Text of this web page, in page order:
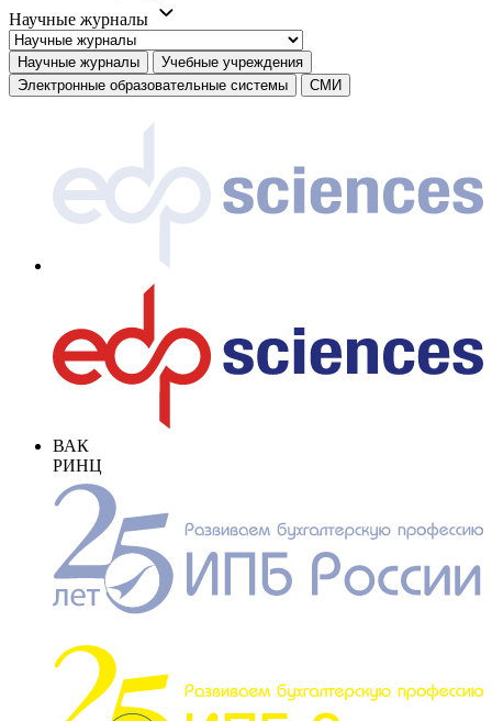
Научные журналы
Научные журналы
Учебные учреждения
Электронные образовательные системы
СМИ
ВАК
РИНЦ